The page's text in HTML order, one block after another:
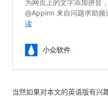
当然如果对本文的英语版有兴